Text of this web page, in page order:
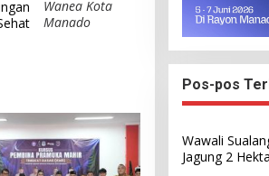
Wanea Kota
Manado
Pos-pos
Wawali
Jagung 2